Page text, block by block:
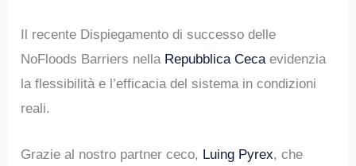
Il recente Dispiegamento di successo delle
NoFloods Barriers nella Repubblica Ceca evidenzia
la flessibilità e l’efficacia del sistema in condizioni
reali.
Grazie al nostro partner ceco, Luing Pyrex, che